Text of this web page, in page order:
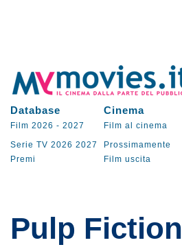
Database Cinema
Film 2026 - 2027 Film al cinema
Serie TV 2026 2027 Prossimamente
Premi
Film uscita
Pulp Fiction